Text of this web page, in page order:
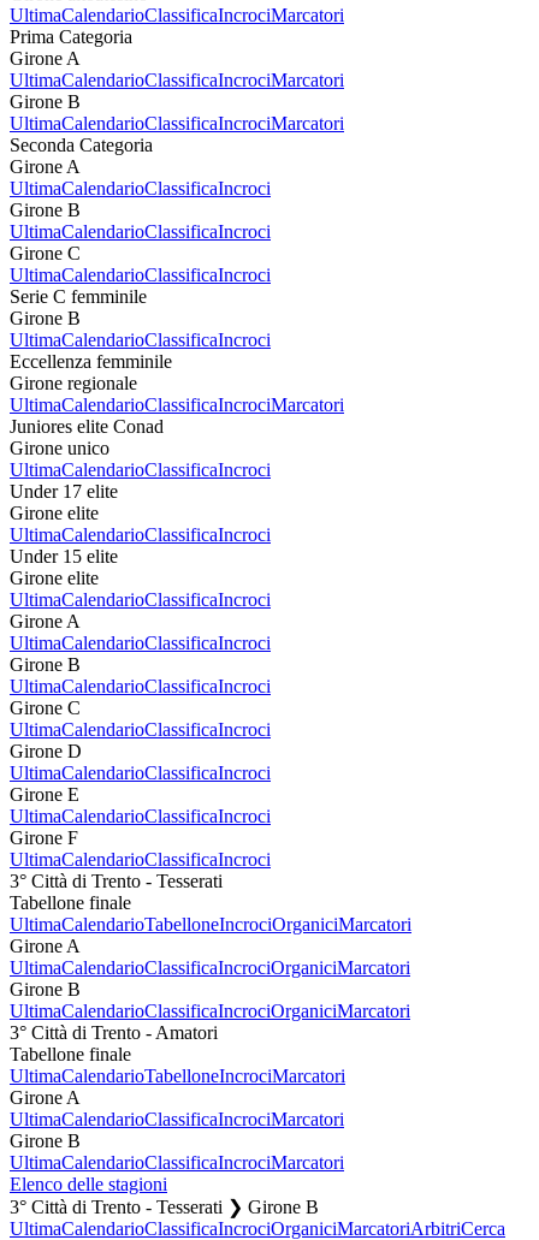
UltimaCalendarioClassificaIncrociMarcatori
Prima Categoria
Girone A
UltimaCalendarioClassificaIncrociMarcatori
Girone B
UltimaCalendarioClassificaIncrociMarcatori
Seconda Categoria
Girone A
UltimaCalendarioClassificaIncroci
Girone B
UltimaCalendarioClassificaIncroci
Girone C
UltimaCalendarioClassificaIncroci
Serie C femminile
Girone B
UltimaCalendarioClassificaIncroci
Eccellenza femminile
Girone regionale
UltimaCalendarioClassificaIncrociMarcatori
Juniores elite Conad
Girone unico
UltimaCalendarioClassificaIncroci
Under 17 elite
Girone elite
UltimaCalendarioClassificaIncroci
Under 15 elite
Girone elite
UltimaCalendarioClassificaIncroci
Girone A
UltimaCalendarioClassificaIncroci
Girone B
UltimaCalendarioClassificaIncroci
Girone C
UltimaCalendarioClassificaIncroci
Girone D
UltimaCalendarioClassificaIncroci
Girone E
UltimaCalendarioClassificaIncroci
Girone F
UltimaCalendarioClassificaIncroci
3° Città di Trento - Tesserati
Tabellone finale
UltimaCalendarioTabelloneIncrociOrganiciMarcatori
Girone A
UltimaCalendarioClassificaIncrociOrganiciMarcatori
Girone B
UltimaCalendarioClassificaIncrociOrganiciMarcatori
3° Città di Trento - Amatori
Tabellone finale
UltimaCalendarioTabelloneIncrociMarcatori
Girone A
UltimaCalendarioClassificaIncrociMarcatori
Girone B
UltimaCalendarioClassificaIncrociMarcatori
Elenco delle stagioni
3° Città di Trento - Tesserati ❯ Girone B
UltimaCalendarioClassificaIncrociOrganiciMarcatoriArbitriCerca